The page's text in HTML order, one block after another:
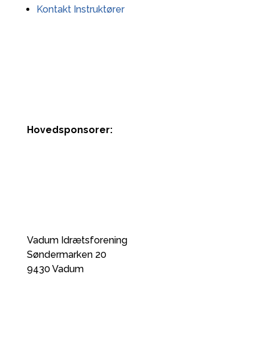
Kontakt Instruktører
Hovedsponsorer:
Vadum Idrætsforening
Søndermarken 20
9430 Vadum